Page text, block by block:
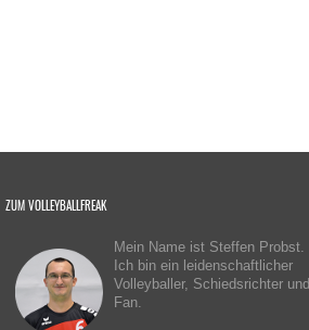
ZUM VOLLEYBALLFREAK
Mein Name ist Steffen Probst.
Ich bin ein leidenschaftlicher
Volleyballer, Schiedsrichter und
Fan.